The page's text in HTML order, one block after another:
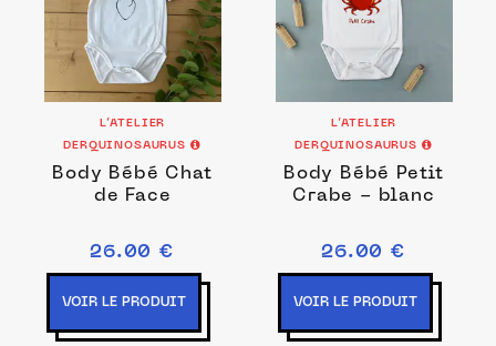
L’ATELIER
DERQUINOSAURUS
Body Bébé Chat
de Face
26.00 €
VOIR LE PRODUIT
L’ATELIER
DERQUINOSAURUS
Body Bébé Petit
Crabe - blanc
26.00 €
VOIR LE PRODUIT